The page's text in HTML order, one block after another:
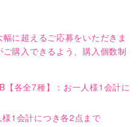
に超えるご応募をいただきま
購入できるよう、購入個数制
【各全7種】：お一人様1会計に
1会計につき各2点まで